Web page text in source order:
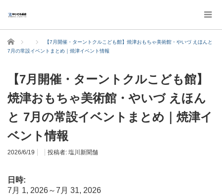
ホーム
【7月開催・ターントクルこども館】焼津おもちゃ美術館・やいづ えほんと
7月の常設イベントまとめ｜焼津イベント情報
【7月開催・ターントクルこども館】
焼津おもちゃ美術館・やいづ えほん
と 7月の常設イベントまとめ｜焼津イ
ベント情報
2026/6/19 投稿者: 塩川新聞舗
日時:
7月 1, 2026～7月 31, 2026